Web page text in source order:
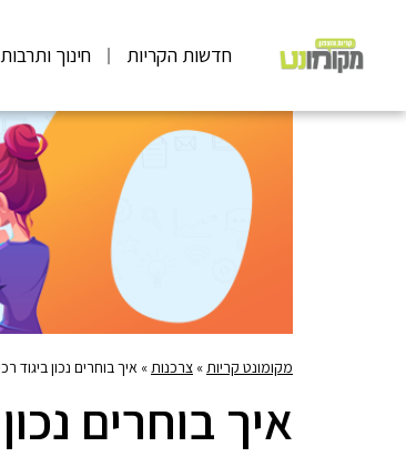
חדשות הקריות חינוך ותרבות
מקומונט קריות » צרכנות » איך בוחרים נכון ביגוד
איך בוחרים